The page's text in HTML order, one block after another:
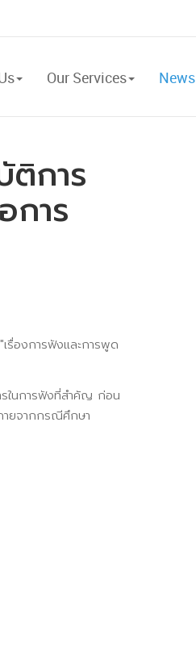
Our Services News
ติการ
การ
องการฟังและการพูด
รในการฟังที่สำคัญ ก่อน
ายจากกรณีศึกษา